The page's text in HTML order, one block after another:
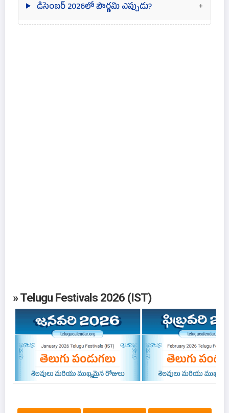
డిసెంబర్ 2026లో పౌర్ణమి ఎప్పుడు?
» Telugu Festivals 2026 (IST)